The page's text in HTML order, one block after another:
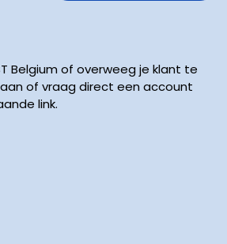
Belgium of overweeg je klant te
of vraag direct een account
link.